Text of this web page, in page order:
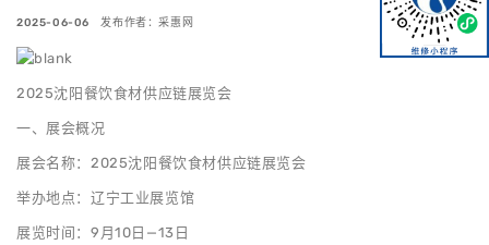
2025-06-06 发布作者：采惠网
2025沈阳餐饮食材供应链展览会
一、展会概况
展会名称：2025沈阳餐饮食材供应链展览会
举办地点：辽宁工业展览馆
展览时间：9月10日—13日